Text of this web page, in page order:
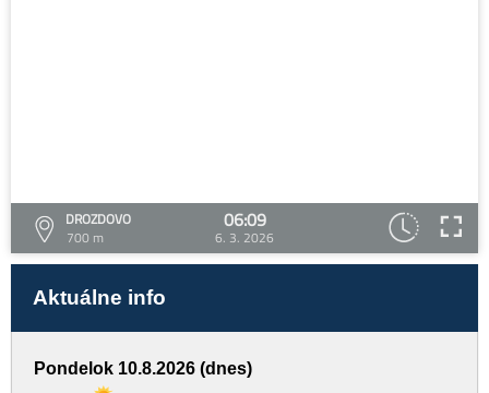
DROZDOVO
700 m
06:09
6. 3. 2026
Aktuálne info
Pondelok 10.8.2026 (dnes)